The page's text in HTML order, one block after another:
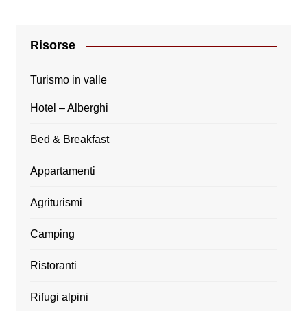
Risorse
Turismo in valle
Hotel – Alberghi
Bed & Breakfast
Appartamenti
Agriturismi
Camping
Ristoranti
Rifugi alpini